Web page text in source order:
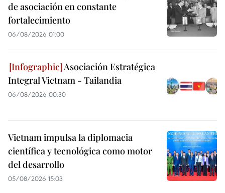
de asociación en constante
fortalecimiento
06/08/2026 01:00
Asociación Estratégica
Integral Vietnam - Tailandia
06/08/2026 00:30
Vietnam impulsa la diplomacia
científica y tecnológica como motor
del desarrollo
05/08/2026 15:03